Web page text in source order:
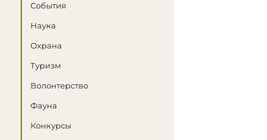
События
Наука
Охрана
Туризм
Волонтерство
Фауна
Конкурсы